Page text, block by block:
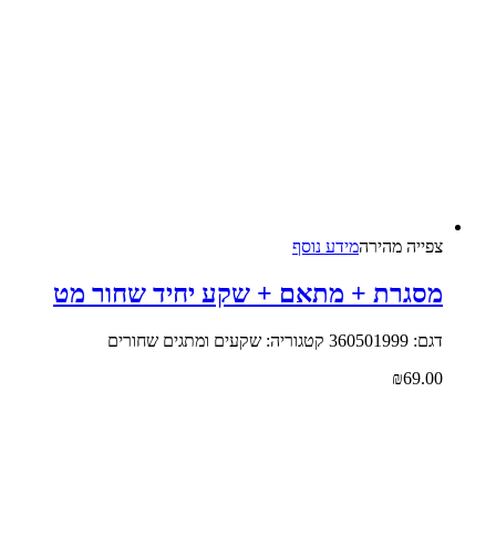
צפייה‬ ‫מהירה‬מידע נוסף
מסגרת + מתאם + שקע יחיד שחור מט
דגם: 360501999 קטגוריה: שקעים ומתגים שחורים
₪69.00